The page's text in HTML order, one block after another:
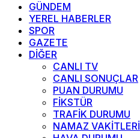
GÜNDEM
YEREL HABERLER
SPOR
GAZETE
DİĞER
CANLI TV
CANLI SONUÇLAR
PUAN DURUMU
FİKSTÜR
TRAFİK DURUMU
NAMAZ VAKİTLERİ